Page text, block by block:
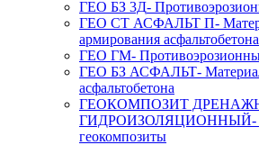
ГЕО БЗ 3Д-
ГЕО СТ АСФАЛЬТ П-
армирования асфальтобетона
ГЕО ГМ-
ГЕО БЗ АСФАЛЬТ-
асфальтобетона
ГЕОКОМПОЗИТ
ГИДРОИЗОЛЯЦИОННЫЙ-
геокомпозиты